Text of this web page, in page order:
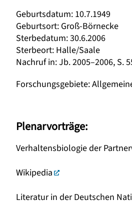
Geburtsdatum: 10.7.1949
Geburtsort: Groß-Börnecke
Sterbedatum:30.6.2006
Sterbeort: Halle/Saale
Nachruf in:Jb. 2005–2006, S.
Forschungsgebiete:
Plenarvorträge:
Verhaltensbiologie der
Wikipedia
Literatur in der Deutschen